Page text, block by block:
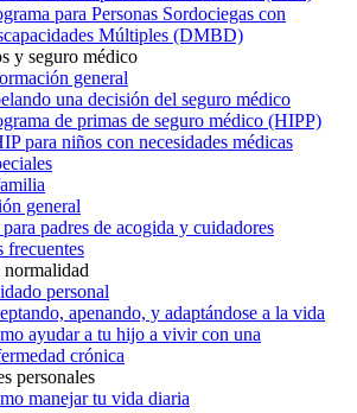
para Personas Sordociegas con
Múltiples (DMBD)
y seguro médico
general
una decisión del seguro médico
de primas de seguro médico (HIPP)
para niños con necesidades médicas
general
padres de acogida y cuidadores
frecuentes
personal
apenando, y adaptándose a la vida
ayudar a tu hijo a vivir con una
crónica
personales
manejar tu vida diaria